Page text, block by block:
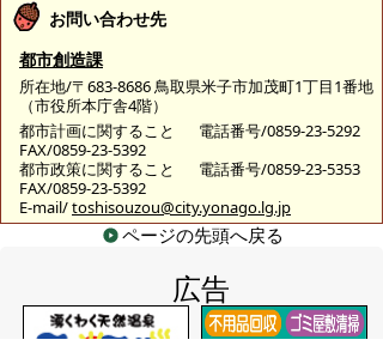
お問い合わせ先
都市創造課
所在地/〒683-8686 鳥取県米子市加茂町1丁目1番地
（市役所本庁舎4階）
都市計画に関すること
電話番号/0859-23-5292
FAX/0859-23-5392
都市政策に関すること
電話番号/0859-23-5353
FAX/0859-23-5392
E-mail/toshisouzou@city.yonago.lg.jp
ページの先頭へ戻る
広告